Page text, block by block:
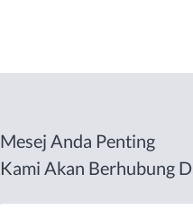
Mesej Anda Penting
Kami Akan Berhubung